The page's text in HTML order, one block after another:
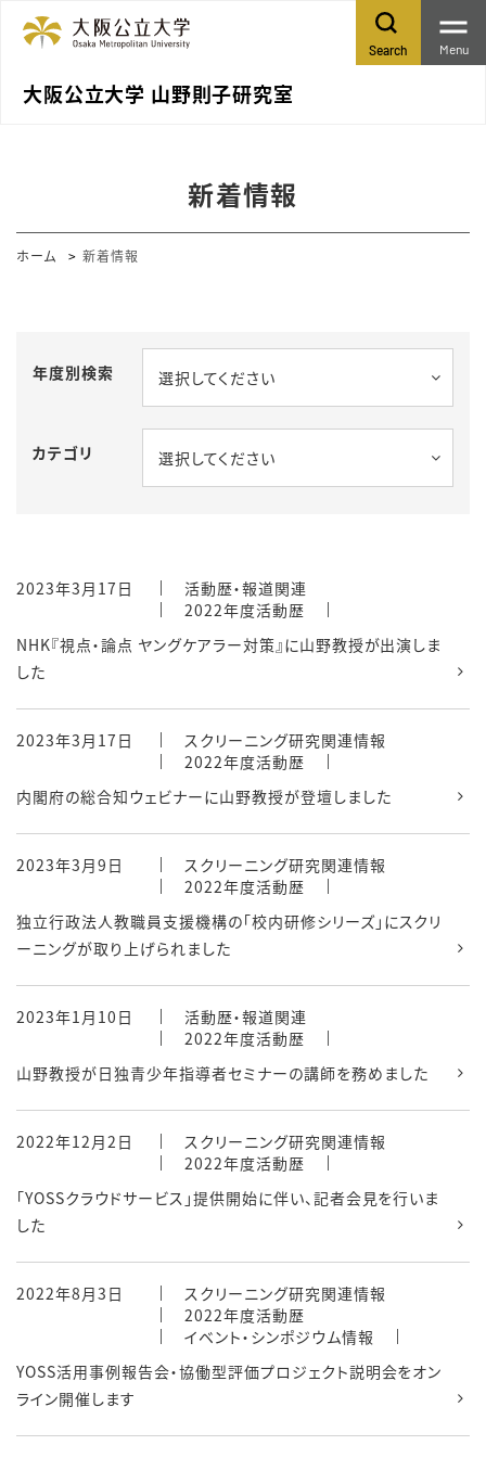
大阪公立大学 山野則子研究室
Search Menu
新着情報
ホーム 新着情報
年度別検索 選択してください
カテゴリ 選択してください
2023年3月17日
活動歴・報道関連
2022年度活動歴
NHK『視点・論点 ヤングケアラー対策』に山野教授が出演しま
した
2023年3月17日
スクリーニング研究関連情報
2022年度活動歴
内閣府の総合知ウェビナーに山野教授が登壇しました
2023年3月9日
スクリーニング研究関連情報
2022年度活動歴
独立行政法人教職員支援機構の「校内研修シリーズ」にスクリ
ーニングが取り上げられました
2023年1月10日
活動歴・報道関連
2022年度活動歴
山野教授が日独青少年指導者セミナーの講師を務めました
2022年12月2日
スクリーニング研究関連情報
2022年度活動歴
「YOSSクラウドサービス」提供開始に伴い、記者会見を行いま
した
2022年8月3日
スクリーニング研究関連情報
2022年度活動歴
イベント・シンポジウム情報
YOSS活用事例報告会・協働型評価プロジェクト説明会をオン
ライン開催します